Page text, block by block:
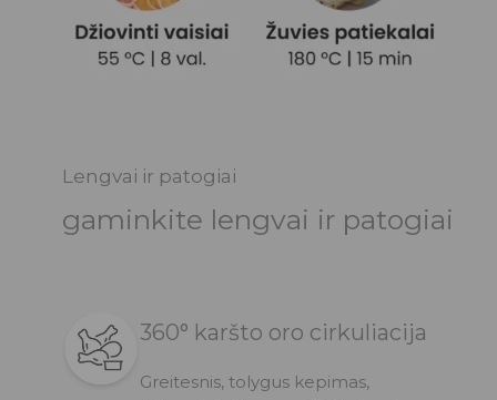
Lengvai ir patogiai
gaminkite lengvai ir patogiai
360° karšto oro cirkuliacija
Greitesnis, tolygus kepimas,